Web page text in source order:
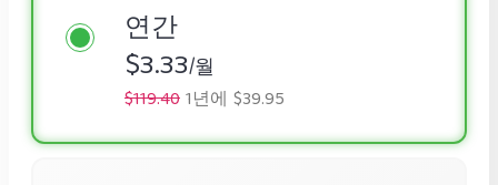
연간
$3.33/월
$119.401년에 $39.95